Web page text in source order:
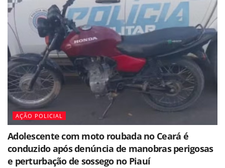
AÇÃO POLICIAL
Adolescente com moto roubada no Ceará é
conduzido após denúncia de manobras perigosas
e perturbação de sossego no Piauí